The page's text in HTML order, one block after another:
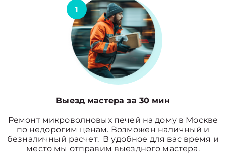
1
Выезд мастера за 30 мин
Ремонт микроволновых печей на дому в Москве
по недорогим ценам. Возможен наличный и
безналичный расчет. В удобное для вас время и
место мы отправим выездного мастера.